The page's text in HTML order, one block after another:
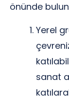
önünde
Yerel
sanat